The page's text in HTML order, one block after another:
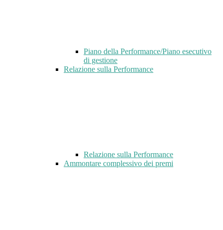
Piano della Performance/Piano esecutivo
di gestione
Relazione sulla Performance
Relazione sulla Performance
Ammontare complessivo dei premi